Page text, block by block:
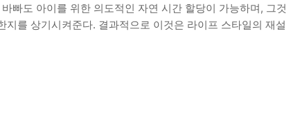
빠도 아이를 위한 의도적인 자연 시간 할당이 가능하며, 그것
를 상기시켜준다. 결과적으로 이것은 라이프 스타일의 재설